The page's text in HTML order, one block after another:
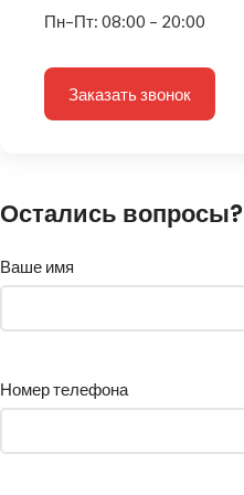
Пн–Пт: 08:00 – 20:00
Заказать звонок
Остались вопросы?
Ваше имя
Номер телефона